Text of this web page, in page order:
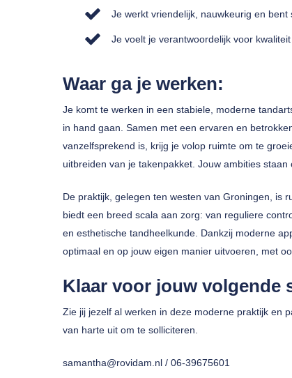
Je werkt vriendelijk, nauwkeurig en bent
Je voelt je verantwoordelijk voor
Waar ga je werken:
Je komt te werken in een stabiele, moderne
in hand gaan. Samen met een ervaren en
vanzelfsprekend is, krijg je volop ruimte om te
uitbreiden van je takenpakket. Jouw ambities staan
De praktijk, gelegen ten westen van Groningen, is
biedt een breed scala aan zorg: van reguliere
en esthetische tandheelkunde. Dankzij moderne
optimaal en op jouw eigen manier uitvoeren, met
Klaar voor jouw volgende
Zie jij jezelf al werken in deze moderne praktijk en
van harte uit om te solliciteren.
samantha@rovidam.nl / 06-39675601